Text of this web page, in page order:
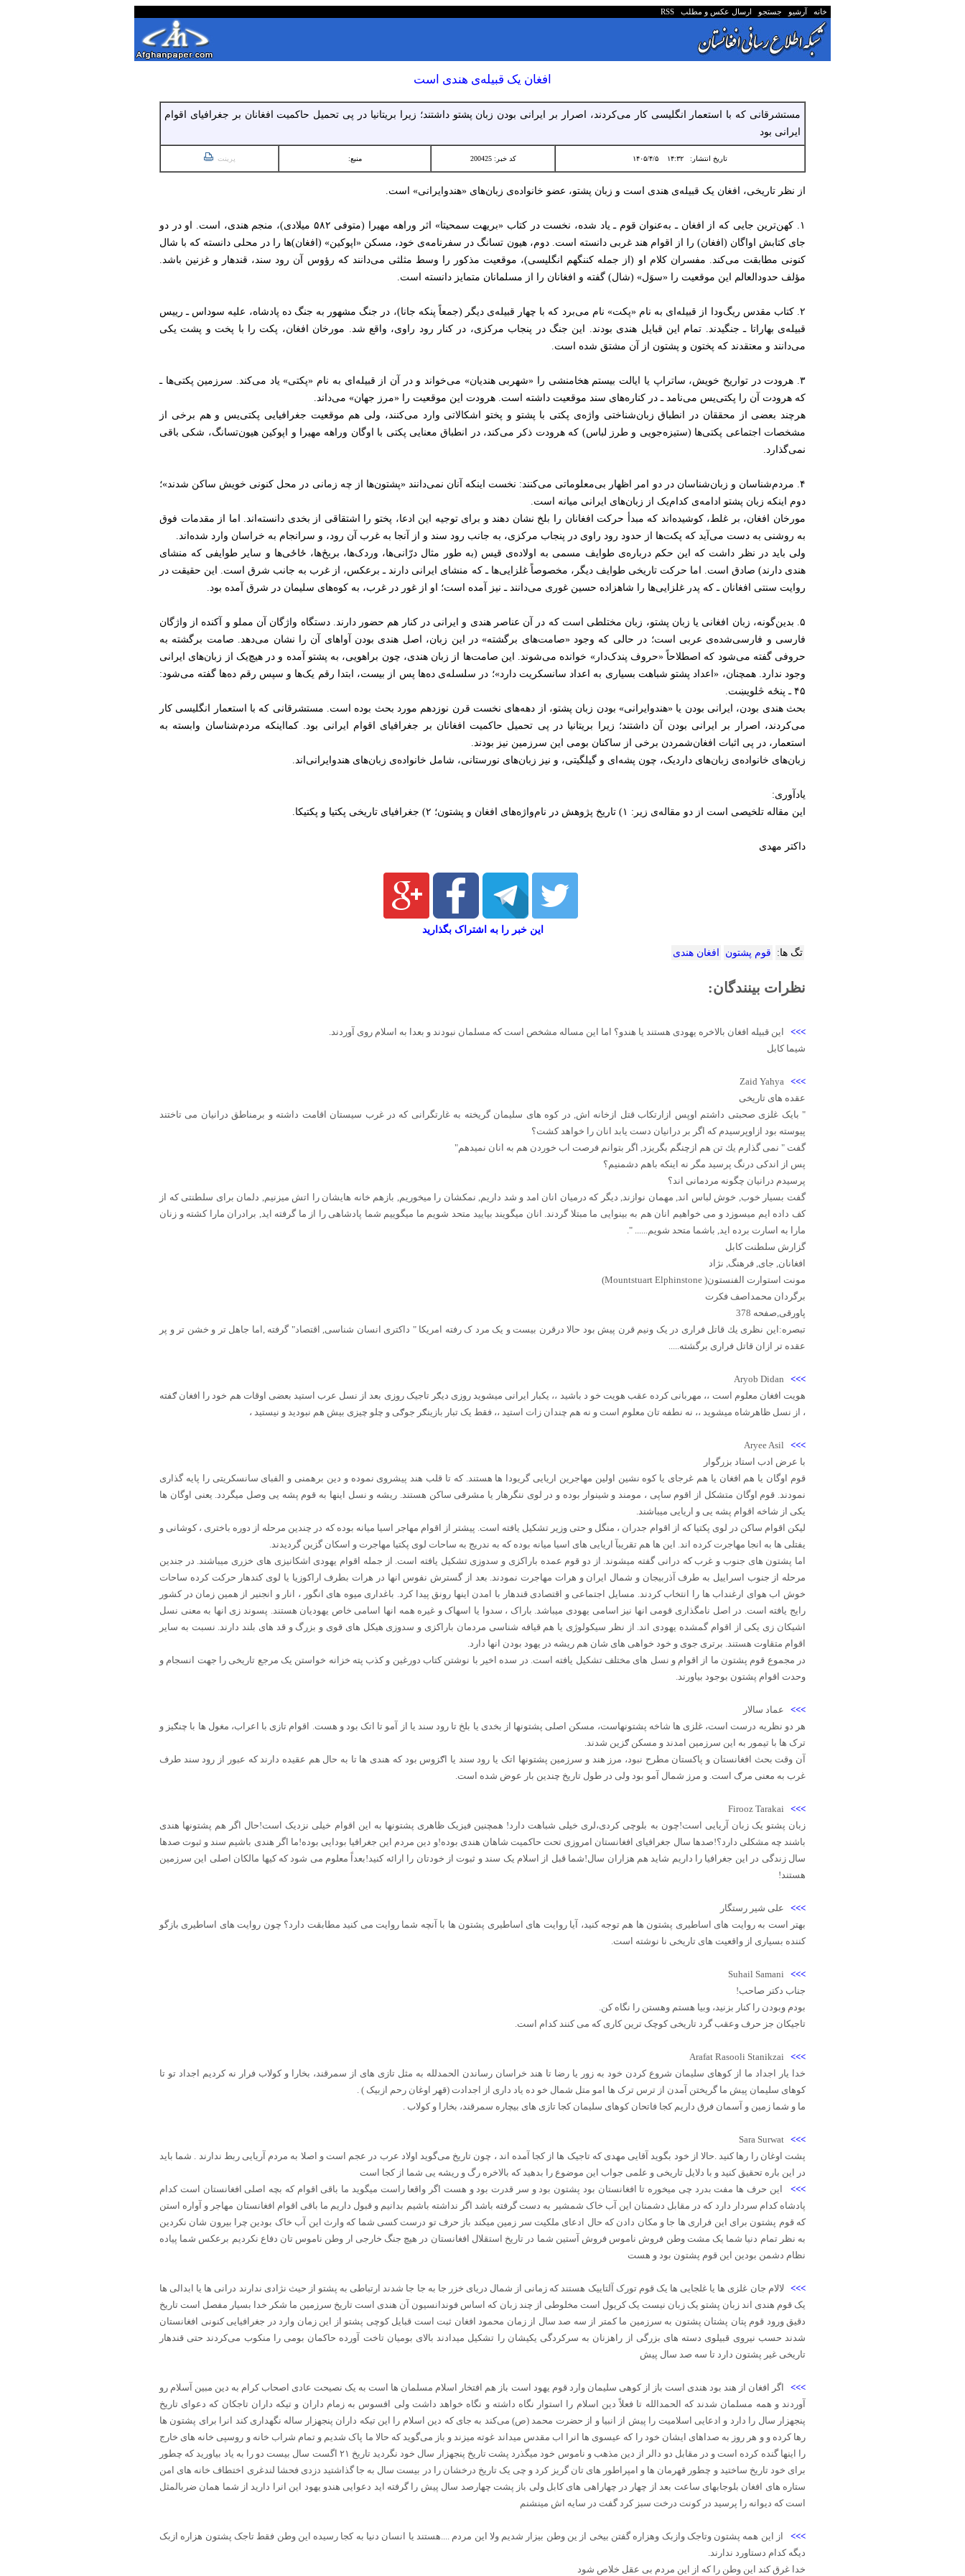
خانه آرشیو جستجو ارسال عکس و مطلب RSS
افغان یک قبیله‌ی هندی است
مستشرقانی که با استعمار انگلیسی کار می‌کردند، اصرار بر ایرانی بودن زبان پشتو داشتند؛ زیرا بریتانیا در پی تحمیل حاکمیت افغانان بر جغرافیای اقوام
ایرانی بود
تاریخ انتشار: ۱۴:۳۲ ۱۴۰۵/۴/۵ کد خبر: 200425 منبع: پرینت
از نظر تاریخی، افغان یک قبیله‌ی هندی است و زبان پشتو، عضو خانواده‌ی زبان‌های «هندوایرانی» است.
۱. کهن‌ترین جایی که از افغان ـ به‌عنوان قوم ـ یاد شده، نخست در کتاب «بریهت سمحیتا» اثر وراهه مهیرا (متوفی ۵۸۲ میلادی)، منجم هندی، است. او در دو
جای کتابش اواگان (افغان) را از اقوام هند غربی دانسته است. دوم، هیون تسانگ در سفرنامه‌ی خود، مسکن «اپوکین» (افغان)ها را در محلی دانسته که با شال
کنونی مطابقت می‌کند. مفسران کلام او (از جمله کننگهم انگلیسی)، موقعیت مذکور را وسط مثلثی می‌دانند که رؤوس آن رود سند، قندهار و غزنین باشد.
مؤلف حدودالعالم این موقعیت را «سوَل» (شال) گفته و افغانان را از مسلمانان متمایز دانسته است.
۲. کتاب مقدس ریگ‌ودا از قبیله‌ای به نام «پکت» نام می‌برد که با چهار قبیله‌ی دیگر (جمعاً پنکه جانا)، در جنگ مشهور به جنگ ده پادشاه، علیه سوداس ـ رییس
قبیله‌ی بهاراتا ـ جنگیدند. تمام این قبایل هندی بودند. این جنگ در پنجاب مرکزی، در کنار رود راوی، واقع شد. مورخان افغان، پکت را با پخت و پشت یکی
می‌دانند و معتقدند که پختون و پشتون از آن مشتق شده است.
۳. هرودت در تواریخ خویش، ساتراپ یا ایالت بیستم هخامنشی را «شهربی هندیان» می‌خواند و در آن از قبیله‌ای به نام «پکتی» یاد می‌کند. سرزمین پکتی‌ها ـ
که هرودت آن را پکتی‌یس می‌نامد ـ در کناره‌های سند موقعیت داشته است. هرودت این موقعیت را «مرز جهان» می‌داند.
هرچند بعضی از محققان در انطباق زبان‌شناختی واژه‌ی پکتی با پشتو و پختو اشکالاتی وارد می‌کنند، ولی هم موقعیت جغرافیایی پکتی‌یس و هم برخی از
مشخصات اجتماعی پکتی‌ها (ستیزه‌جویی و طرز لباس) که هرودت ذکر می‌کند، در انطباق معنایی پکتی با اوگان وراهه مهیرا و اپوکین هیون‌تسانگ، شکی باقی
نمی‌گذارد.
۴. مردم‌شناسان و زبان‌شناسان در دو امر اظهار بی‌معلوماتی می‌کنند: نخست اینکه آنان نمی‌دانند «پشتون‌ها از چه زمانی در محل کنونی خویش ساکن شدند»؛
دوم اینکه زبان پشتو ادامه‌ی کدام‌یک از زبان‌های ایرانی میانه است.
مورخان افغان، بر غلط، کوشیده‌اند که مبدأ حرکت افغانان را بلخ نشان دهند و برای توجیه این ادعا، پختو را اشتقاقی از بخدی دانسته‌اند. اما از مقدمات فوق
به روشنی به دست می‌آید که پکت‌ها از حدود رود راوی در پنجاب مرکزی، به جانب رود سند و از آنجا به غرب آن رود، و سرانجام به خراسان وارد شده‌اند.
ولی باید در نظر داشت که این حکم درباره‌ی طوایف مسمی به اولاده‌ی قیس (به طور مثال درّانی‌ها، وردک‌ها، بریڅ‌ها، ځاځی‌ها و سایر طوایفی که منشای
هندی دارند) صادق است. اما حرکت تاریخی طوایف دیگر، مخصوصاً غلزایی‌ها ـ که منشای ایرانی دارند ـ برعکس، از غرب به جانب شرق است. این حقیقت در
روایت سنتی افغانان ـ که پدر غلزایی‌ها را شاهزاده حسین غوری می‌دانند ـ نیز آمده است؛ او از غور در غرب، به کوه‌های سلیمان در شرق آمده بود.
۵. بدین‌گونه، زبان افغانی یا زبان پشتو، زبان مختلطی است که در آن عناصر هندی و ایرانی در کنار هم حضور دارند. دستگاه واژگان آن مملو و آکنده از واژگان
فارسی و فارسی‌شده‌ی عربی است؛ در حالی که وجود «صامت‌های برگشته» در این زبان، اصل هندی بودن آواهای آن را نشان می‌دهد. صامت برگشته به
حروفی گفته می‌شود که اصطلاحاً «حروف پندک‌دار» خوانده می‌شوند. این صامت‌ها از زبان هندی، چون براهویی، به پشتو آمده و در هیچ‌یک از زبان‌های ایرانی
وجود ندارد. همچنان، «اعداد پشتو شباهت بسیاری به اعداد سانسکریت دارد»؛ در سلسله‌ی ده‌ها پس از بیست، ابتدا رقم یک‌ها و سپس رقم ده‌ها گفته می‌شود:
۴۵ ـ پنځه څلویښت.
بحث هندی بودن، ایرانی بودن یا «هندوایرانی» بودن زبان پشتو، از دهه‌های نخست قرن نوزدهم مورد بحث بوده است. مستشرقانی که با استعمار انگلیسی کار
می‌کردند، اصرار بر ایرانی بودن آن داشتند؛ زیرا بریتانیا در پی تحمیل حاکمیت افغانان بر جغرافیای اقوام ایرانی بود. کمااینکه مردم‌شناسان وابسته به
استعمار، در پی اثبات افغان‌شمردن برخی از ساکنان بومی این سرزمین نیز بودند.
زبان‌های خانواده‌ی زبان‌های داردیک، چون پشه‌ای و گیلگیتی، و نیز زبان‌های نورستانی، شامل خانواده‌ی زبان‌های هندوایرانی‌اند.
یادآوری:
این مقاله تلخیصی است از دو مقاله‌ی زیر: ۱) تاریخ پژوهش در نام‌واژه‌های افغان و پشتون؛ ۲) جغرافیای تاریخی پکتیا و پکتیکا.
داکتر مهدی
این خبر را به اشتراک بگذارید
تگ ها: قوم پشتون افغان هندی
نظرات بینندگان:
>>> این قبیله افغان بالاخره یهودی هستند یا هندو؟ اما این مساله مشخص است که مسلمان نبودند و بعدا به اسلام روی آوردند.
شیما کابل
>>>
Zaid Yahya
عقده های تاریخی
" بایک غلزی صحبتی داشتم اوپس ازارتکاب قتل ازخانه اش, در کوه های سلیمان گریخته به غارتگرانی که در غرب سیستان اقامت داشته و برمناطق درانیان می تاختند
پیوسته بود ازاوپرسیدم که اگر بر درانیان دست یابد انان را خواهد کشت؟
گفت " نمی گذارم يك تن هم ازچنگم بگریزد, اگر بتوانم فرصت اب خوردن هم به انان نمیدهم"
پس از اندکی درنگ پرسید مگر نه اینکه باهم دشمنیم؟
پرسیدم درانیان چگونه مردمانی اند؟
گفت بسیار خوب, خوش لباس اند, مهمان نوازند, دیگر که درمیان انان امد و شد داریم, نمکشان را میخوریم, بازهم خانه هایشان را اتش میزنیم, دلمان برای سلطنتی که از
کف داده ایم میسوزد و می خواهیم انان هم به بینوایی ما مبتلا گردند. انان میگویند بیایید متحد شویم ما میگوییم شما پادشاهی را از ما گرفته اید, برادران مارا کشته و زنان
مارا به اسارت برده اید, باشما متحد شویم...... ".
گزارش سلطنت کابل
افغانان, جای, فرهنگ, نژاد
مونت استوارت الفنستون( Mountstuart Elphinstone)
برگردان محمداصف فکرت
پاورقی,صفحه 378
تبصره:اين نظری يك قاتل فراری در یک ونیم قرن پیش بود حالا درقرن بیست و یک مرد ک رفته امریکا " داکتری انسان شناسی, اقتصاد" گرفته ,اما جاهل تر و خشن تر و پر
عقده تر ازان قاتل فراری برگشته.....
>>>
Aryob Didan
هویت افغان معلوم است ،، مهربانی کرده عقب هویت خو د باشید ،، یکبار ایرانی میشوید روزی دیګر تاجیک روزی بعد از نسل عرب استید بعضی اوقات هم خود را افغان ګفته
، از نسل ظاهرشاه میشوید ،، نه نطفه تان معلوم است و نه هم چندان زات استید ،، فقط یک تبار بازینګر جوګی و چلو چیزی بیش هم نبودید و نیستید ،
>>>
Aryee Asil
با عرض ادب استاد بزرگوار
قوم اوگان یا هم افغان یا هم غرجای یا کوه نشین اولین مهاجرین اریایی گریودا ها هستند. که تا قلب هند پیشروی نموده و دین برهمنی و الفبای سانسکریتی را پایه گذاری
نمودند. قوم اوگان متشکل از اقوم ساپی ، مومند و شینوار بوده و در لوی ننگرهار یا مشرقی ساکن هستند. ریشه و نسل اینها به قوم پشه یی وصل میگردد. یعنی اوگان ها
یکی از شاخه اقوام پشه یی و اریایی میباشند.
لیکن اقوام ساکن در لوی پکتیا که از اقوام جدران ، منگل و حتی وزیر تشکیل یافته است. پیشتر از اقوام مهاجر اسیا میانه بوده که در چندین مرحله از دوره باختری ، کوشانی و
یفتلی ها به انجا مهاجرت کرده اند. این ها هم تقریبآ اریایی های اسیا میانه بوده که به ندریج به ساحات لوی پکتیا مهاجرت و اسکان گزین گردیدند.
اما پشتون های جنوب و غرب که درانی گفته میشوند. از دو قوم عمده باراکزی و سدوزی تشکیل یافته است. از جمله اقوام یهودی اشکانیزی های خزری میباشند. در جندین
مرحله از جنوب اسراییل به طرف آذربیجان و شمال ایران و هرات مهاجرت نمودند. بعد از گسترش نفوس انها در هرات بطرف اراکوزیا یا لوی کندهار حرکت کرده ساحات
خوش اب هوای ارغنداب ها را انتخاب کردند. مسایل اجتماعی و اقتصادی قندهار با امدن اینها رونق پیدا کرد. باغداری میوه های انگور ، انار و انجنیر از همین زمان در کشور
رایج یافته است. در اصل نامگذاری قومی انها نیز اسامی یهودی میباشد. باراک ، سدوا یا اسهاک و غیره همه انها اسامی خاص یهودیان هستند. پسوند زی انها به معنی نسل
اشیکان زی یکی از اقوام گمشده یهودی اند. از نظر سیکولوژی یا هم قیافه شناسی مردمان باراکزی و سدوزی هیکل های قوی و بزرگ و قد های بلند دارند. نسبت به سایر
اقوام متقاوت هستند. برتری جوی و خود خواهی های شان هم ریشه در یهود بودن انها دارد.
در مجموع قوم پشتون ما از اقوام و نسل های مختلف تشکیل یافته است. در سده اخیر با نوشتن کتاب دورغین و کذب پته خزانه خواستن یک مرجع تاریخی را جهت انسجام و
وحدت اقوام پشتون بوجود بیاورند.
>>> عماد سالار
هر دو نظریه درست است، غلزی ها شاخه پشتونهاست، مسکن اصلی پشتونها از بخدی یا بلخ تا رود سند یا از آمو تا اتک بود و هست. اقوام تازی با اعراب، مغول ها با چنګیز و
ترک ها با تیمور به این سرزمین امدند و مسکن ګزین شدند.
آن وقت بحث افغانستان و پاکستان مطرح نبود، مرز هند و سرزمین پشتونها اتک یا رود سند یا اګزوس بود که هندی ها تا به حال هم عقیده دارند که عبور از رود سند طرف
غرب به معنی مرګ است. و مرز شمال آمو بود ولی در طول تاریخ چندین بار عوض شده است.
>>>
Firooz Tarakai
زبان پشتو یک زبان آریایی است!چون به بلوچی کردی،لری خیلی شباهت دارد! همچنین فیزیک ظاهری پشتونها به این اقوام خیلی نزدیک است!حال اگر هم پشتونها هندی
باشند چه مشکلی دارد؟!صدها سال جغرافیای افغانستان امروزی تحت حاکمیت شاهان هندی بوده!و دین مردم این جغرافیا بودایی بوده!ما اگر هندی باشیم سند و ثبوت صدها
سال زندگی در این جغرافیا را داریم شاید هم هزاران سال!شما قبل از اسلام یک سند و ثبوت از خودتان را ارائه کنید!بعداً معلوم می شود که کیها مالکان اصلی این سرزمین
هستند!
>>> علی شیر رستگار
بهتر است به روایت های اساطیری پشتون ها هم توجه کنید، آیا روایت های اساطیری پشتون ها با آنچه شما روایت می کنید مطابقت دارد؟ چون روایت های اساطیری بازگو
کننده بسیاری از واقعیت های تاریخی نا نوشته است.
>>>
Suhail Samani
جناب دکتر صاحب!
بودم وبودن را کنار بزنید، وبیا هستم وهستن را نگاه کن.
تاجیکان جز حرف وعقب گرد تاریخی کوچک ترین کاری که می کنند کدام است.
>>>
Arafat Rasooli Stanikzai
خدا یار اجداد ما از کوهای سلیمان شروع کردن خود به زور یا رضا تا هند خراسان رساندن الحمدلله به مثل تازی های از سمرقند، بخارا و کولاب فرار نه کردیم اجداد تو تا
کوهای سلیمان پیش ما گریختن آمدن از ترس ترک ها امو متل شمال خو ده یاد داری از اجدادت (قهر اوغان رحم ازبیک ) .
ما و شما زمین و آسمان فرق داریم کجا فاتحان کوهای سلیمان کجا تازی های بیچاره سمرقند، بخارا و کولاب .
>>>
Sara Surwat
پشت اوغان را رها کنید .حالا از خود بگوید آقایی مهدی که تاجیک ها از کجا آمده اند ، چون تاریخ می‌گوید اولاد عرب در عجم است و اصلا به مردم آریایی ربط ندارند . شما باید
در این باره تحقیق کنید و با دلایل تاریخی و علمی جواب این موضوع را بدهید که بالاخره رگ و ریشه یی شما از کجا است
>>> این حرف ها مفت بدرد چی میخوره تا افغانستان بود پشتون بود و سر قدرت بود و هست اگر واقعا راست میگوید ما باقی اقوام که بچه اصلی افغانستان است کدام
پادشاه کدام سردار دارد که در مقابل دشمنان این آب خاک شمشیر به دست گرفته باشد اگر نداشته باشیم بدانیم و قبول داریم ما باقی اقوام افغانستان مهاجر و آواره استن
که قوم پشتون برای این فراری ها جا و مکان دادن که حال ادعای ملکیت سر زمین میکند باز حرف تو درست کسی شما که وارث این آب خاک بودین چرا بیرون شان نکردین
به نظر تمام دنیا شما یک مشت وطن فروش ناموس فروش آستین شما در تاریخ استقلال افغانستان در هیچ جنگ خارجی ار وطن ناموس تان دفاع نکردیم برعکس شما پیاده
نظام دشمن بودین این قوم پشتون بود و هست
>>> لالام جان غلزی ها یا غلجایی ها یک قوم تورک آلتاییک هستند که زمانی از شمال دریای خزر جا به جا جا شدند ارتباطی به پشتو از حیث نژادی ندارند درانی ها یا ابدالی ها
یک قوم هندی اند زبان پشتو یک زبان نیست یک‌ کریول است مخلوطی از چند زبان که اساس فوندانسیون آن هندی است تاریخ سرزمین ما شکر خدا بسیار مفصل است تاریخ
دقیق ورود قوم پتان پشتان پشتون به سرزمین ما کمتر از سه صد سال از زمان محمود افغان ثبت است قبایل کوچی پشتو از این زمان وارد در جغرافیایی کنونی افغانستان
شدند حسب نیروی قبیلوی دسته های بزرگی از راهزنان به سرکردگی یکیشان را تشکیل میدادند بالای بومیان تاخت آورده حاکمان بومی را منکوب می‌کردند حتی قندهار
تاریخی غیر پشتون دارد تا سه صد سال ‌پیش
>>> اگر افغان از هند بود هندی است باز از کوهی سلیمان وارد قوم یهود است باز هم افتخار اسلام ‌مسلمان ها است به یک نصیحت عادی اصحاب کرام به دین مبین آسلام رو
آوردند و همه مسلمان شدند که الحمدالله تا فعلاً دین اسلام را استوار نگاه داشته و نگاه خواهد داشت ولی افسوس به زمام داران و تیکه داران تاجکان که دعوای تاریخ
پنجهزار سال را دارد و ادعایی اسلامیت را پیش از انبیا و از حضرت محمد (ص) می‌کند به جای که دین اسلام را این تیکه داران پنجهزار ساله نگهداری کند انرا برای پشتون ها
رها کرده و و هر روز به صداهای ایشان خود را که عیسوی ها انرا اب مقدس میداند غوته میزند و باز می‌گوید که حالا ما پاک شدیم و تمام شراب خانه و روسپی خانه های خارج
را اینها گنده کرده است و در مقابل دو دالر از دین مذهب و ناموس خود میگذرد پشت تاریخ پنجهزار سال خود نگردید تاریخ ۲۱ اگست سال بیست دو را به یاد بیاورید که چطور
برای خود تاریخ ساختید و چطور قهرمان ها و امپراطور های تان گریز کرد و چی یک تاریخ درخشان را در بیست سال به جا گذاشتید دزدی فحشا لندغری اختطاف خانه های امن
ستاره های افغان بلوجابهای ساعت بعد از چهار در چهاراهی های کابل ولی باز پشت چهارصد سال پیش را گرفته اید دعوایی هندو یهود این انرا دارید از شما همان ضربالمثل
است که دیوانه را پرسید در کونت درخت سبز کرد گفت در سایه اش مینشنم
>>> از این همه پشتون وتاجک وازبک وهزاره گفتن بیخی از ین وطن بیزار شدیم ولا این مردم ....هستند یا انسان دنیا به کجا رسیده این وطن فقط تاجک پشتون هزاره ازبک
دیگه کدام دستاورد ندارند.
خدا غرق کند این وطن را که از این مردم بی عقل خلاص شود